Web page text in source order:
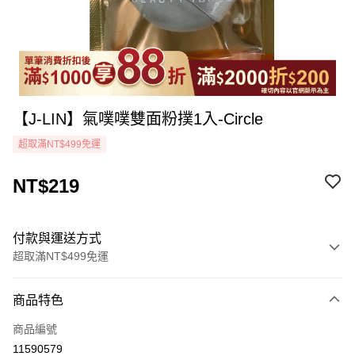
【J-LIN】氣噗噗雙面粉撲1入-Circle
超取滿NT$499免運
NT$219
付款與運送方式
超取滿NT$499免運
icash Pay
信用卡一次付款
商品特色
商品編號
11590579